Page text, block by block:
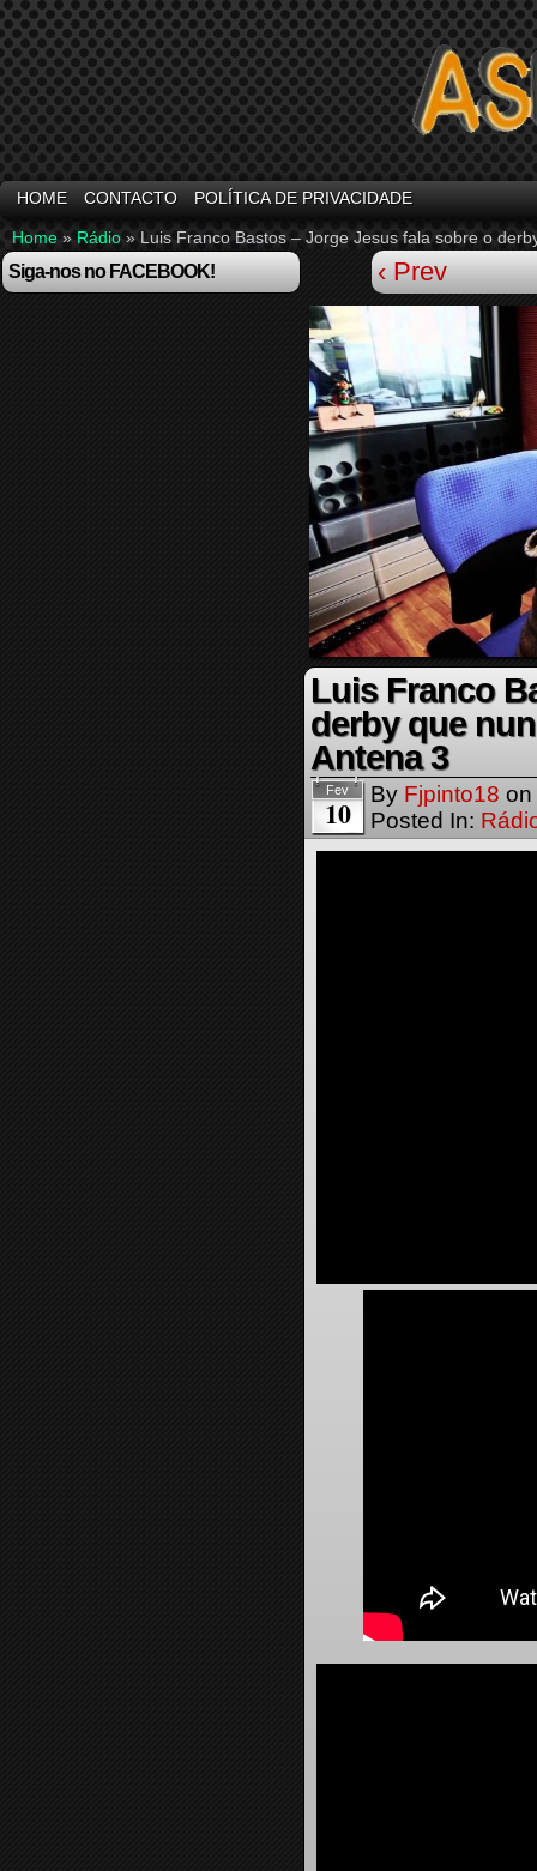
HOME CONTACTO POLÍTICA DE PRIVACIDADE
Home » Rádio » Luis Franco Bastos – Jorge Jesus fala sobre o
Siga-nos no FACEBOOK! ‹ Prev
Luis Franco
derby que
Antena 3
Fev
10 By Fjpinto18 on
Posted In: